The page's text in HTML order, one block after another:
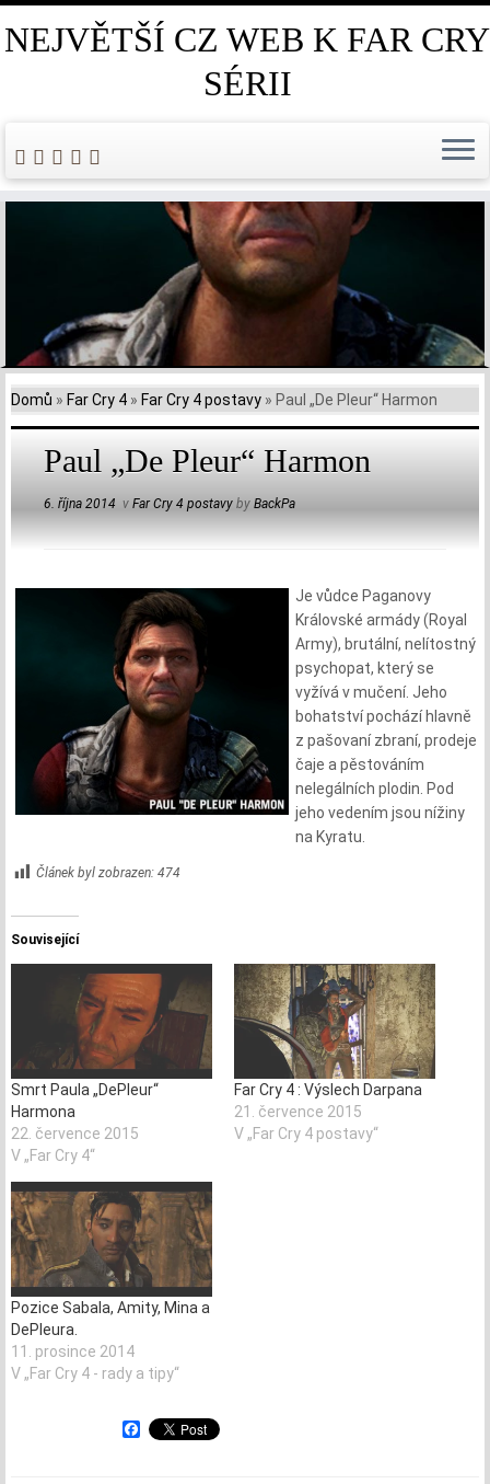
NEJVĚTŠÍ CZ WEB K FAR CRY
SÉRII
Domů » Far Cry 4 » Far Cry 4 postavy » Paul „De Pleur“ Harmon
Paul „De Pleur“ Harmon
6. října 2014 v Far Cry 4 postavy by BackPa
Je vůdce Paganovy
Královské armády (Royal
Army), brutální, nelítostný
psychopat, který se
vyžívá v mučení. Jeho
bohatství pochází hlavně
z pašovaní zbraní, prodeje
čaje a pěstováním
nelegálních plodin. Pod
jeho vedením jsou nížiny
na Kyratu.
Článek byl zobrazen: 474
Související
Smrt Paula „DePleur“
Harmona
22. července 2015
V „Far Cry 4“
Far Cry 4 : Výslech Darpana
21. července 2015
V „Far Cry 4 postavy“
Pozice Sabala, Amity, Mina a
DePleura.
11. prosince 2014
V „Far Cry 4 - rady a tipy“
F